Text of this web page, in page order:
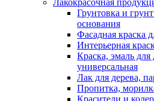
Лакокрасочная
Грунтовка и
основания
Фасадная краска
Интерьерная
Краска, эмаль для
универсальная
Лак для дерева,
Пропитка,
Красители и